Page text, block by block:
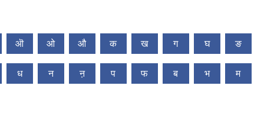
ऒ ओ औ क ख ग घ ङ
ध न ऩ प फ ब भ म